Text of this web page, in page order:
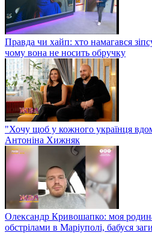
Правда чи хайп: хто намагався
чому вона не носить обручку
"Хочу щоб у кожного українця
Антоніна Хижняк
Олександр Кривошапко: моя
обстрілами в Маріуполі, бабуся